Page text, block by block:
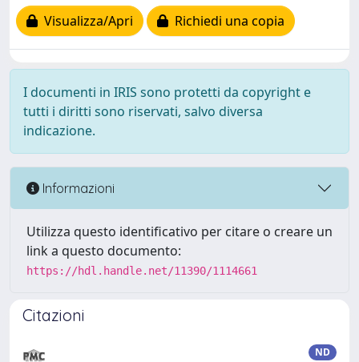
Visualizza/Apri
Richiedi una copia
I documenti in IRIS sono protetti da copyright e
tutti i diritti sono riservati, salvo diversa
indicazione.
Informazioni
Utilizza questo identificativo per citare o creare un
link a questo documento:
https://hdl.handle.net/11390/1114661
Citazioni
ND